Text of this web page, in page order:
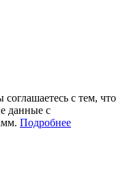
с тем, что
данные с
Подробнее